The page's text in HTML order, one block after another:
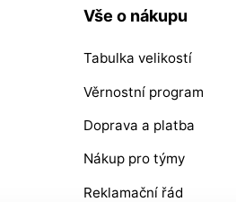
Vše o nákupu
Tabulka velikostí
Věrnostní program
Doprava a platba
Nákup pro týmy
Reklamační řád